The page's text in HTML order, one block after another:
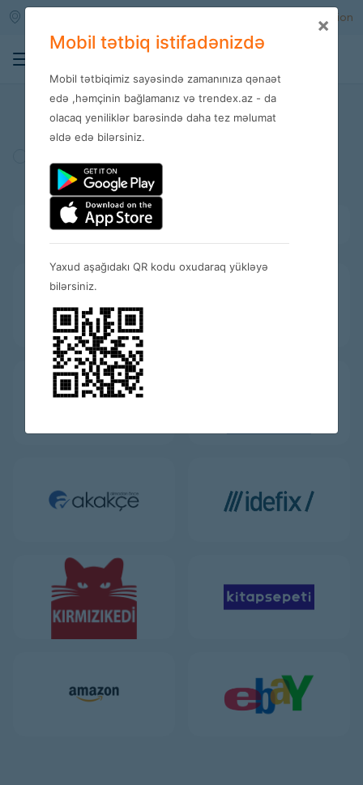
Registration
Stores
Bütün kateqoriyalar
×
Mobil tətbiq istifadənizdə
Mobil tətbiqimiz sayəsində zamanınıza qənaət
edə ,həmçinin bağlamanız və trendex.az - da
olacaq yeniliklər barəsində daha tez məlumat
əldə edə bilərsiniz.
Yaxud aşağıdakı QR kodu oxudaraq yükləyə
bilərsiniz.